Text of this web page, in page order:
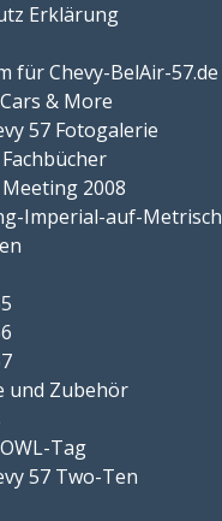
Erklärung
für Chevy-BelAir-57.de
& More
57 Fotogalerie
2008
Imperial-auf-Metrisch
und Zubehör
Tag
57 Two-Ten